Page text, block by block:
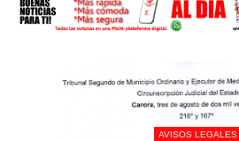
AVISOS LEGALES